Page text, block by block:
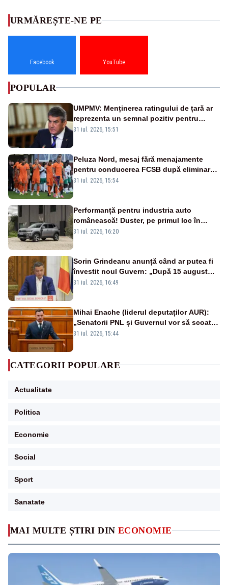
MAI MULTE ȘTIRI DIN ECONOMIE
URMĂREȘTE-NE PE
Facebook YouTube
POPULAR
UMPMV: Menținerea ratingului de țară ar
reprezenta un semnal pozitiv pentru
România. Autoritățile trebuie să continue
31 iul. 2026, 15:51
Peluza Nord, mesaj fără menajamente
pentru conducerea FCSB după eliminarea
rușinoasă din Conference League
31 iul. 2026, 15:54
Performanță pentru industria auto
românească! Duster, pe primul loc în
topul vânzărilor din Ucraina
31 iul. 2026, 16:20
Sorin Grindeanu anunță când ar putea fi
învestit noul Guvern: „După 15 august
sunt șanse mai mari”
31 iul. 2026, 16:49
Mihai Enache (liderul deputaților AUR):
„Senatorii PNL și Guvernul vor să scoată
la vânzare bunuri publice pentru a stinge
31 iul. 2026, 15:44
CATEGORII POPULARE
Actualitate
Politica
Economie
Social
Sport
Sanatate